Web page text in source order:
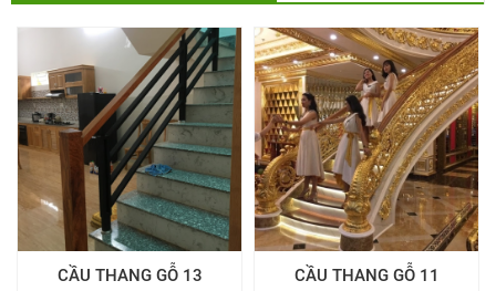
CẦU THANG GỖ 11 CẦU THANG GỖ 10